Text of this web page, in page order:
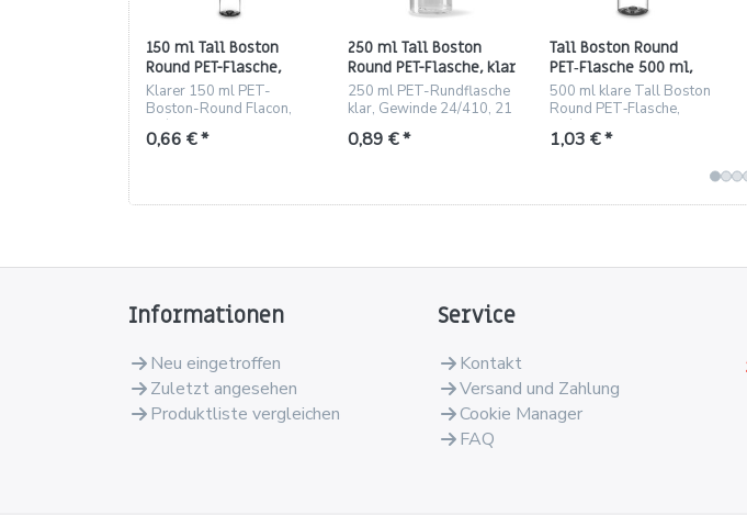
150 ml Tall Boston
Round PET-Flasche,
klar, Gewinde 24/410
Klarer 150 ml PET-
Boston-Round Flacon,
bruchsicher – ideal für
0,66 € *
250 ml Tall Boston
Round PET-Flasche, klar
— Gewinde 24/410
250 ml PET-Rundflasche
klar, Gewinde 24/410, 21
Kosmetik & Pharmazie
0,89 € *
Tall Boston Round
PET‑Flasche 500 ml,
klar, Gewinde 24/410
500 ml klare Tall Boston
Round PET‑Flasche,
bruchsicher, ideal für
1,03 € *
Informationen
Neu eingetroffen
Zuletzt angesehen
Produktliste vergleichen
Service
Kontakt
Versand und Zahlung
Cookie Manager
FAQ